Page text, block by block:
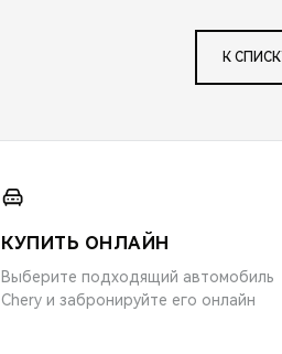
К
КУПИТЬ ОНЛАЙН
Выберите подходящий автомобиль
Chery и забронируйте его онлайн